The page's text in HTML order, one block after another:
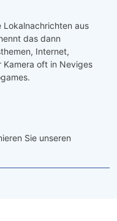
aus
das dann
Internet,
Kamera oft in Neviges
Sie unseren